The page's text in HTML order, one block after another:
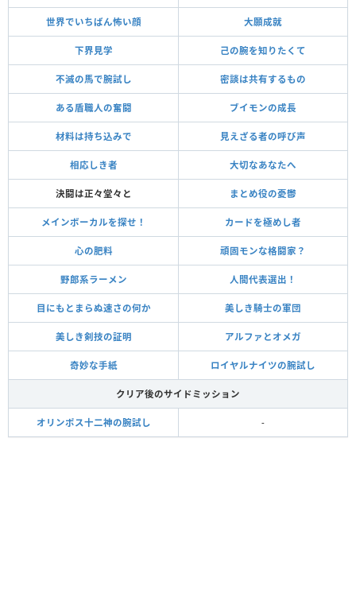
世界でいちばん怖い顔 大願成就
下界見学 己の腕を知りたくて
不滅の馬で腕試し 密談は共有するもの
ある盾職人の奮闘 ブイモンの成長
材料は持ち込みで 見えざる者の呼び声
相応しき者 大切なあなたへ
決闘は正々堂々と まとめ役の憂鬱
メインボーカルを探せ！ カードを極めし者
心の肥料 頑固モンな格闘家？
野郎系ラーメン 人間代表選出！
目にもとまらぬ速さの何か 美しき騎士の軍団
美しき剣技の証明 アルファとオメガ
奇妙な手紙 ロイヤルナイツの腕試し
クリア後のサイドミッション
オリンポス十二神の腕試し -